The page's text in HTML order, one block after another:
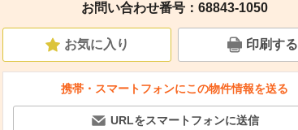
お問い合わせ番号：68843-1050
お気に入り 印刷する
携帯・スマートフォンにこの物件情報を送る
URLをスマートフォンに送信